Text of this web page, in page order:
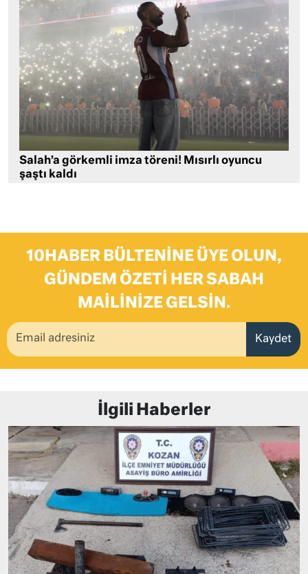
Salah’a görkemli imza töreni! Mısırlı oyuncu
şaştı kaldı
10HABER BÜLTENINE ÜYE OLUN,
GÜNDEM ÖZETI HER SABAH
MAILINIZE GELSIN.
Kaydet
İlgili Haberler